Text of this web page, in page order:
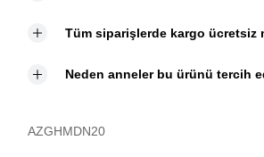
Tüm siparişlerde kargo ücretsiz
Neden anneler bu ürünü tercih
AZGHMDN20